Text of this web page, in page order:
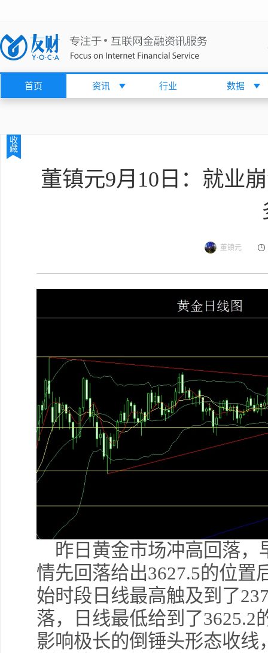
首页 资讯 行业 数据
收
藏
董镇元9月10日：就业
董镇元
昨日黄金市场冲高回落，
情先回落给出3627.5的位置
始时段日线最高触及到了
落，日线最低给到了3625.2
影响极长的倒锤头形态收